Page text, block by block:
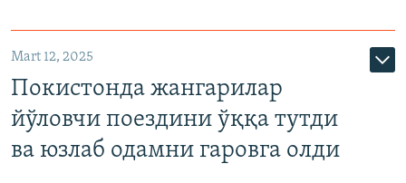
Mart 12, 2025
Покистонда жангарилар
йўловчи поездини ўққа тутди
ва юзлаб одамни гаровга олди